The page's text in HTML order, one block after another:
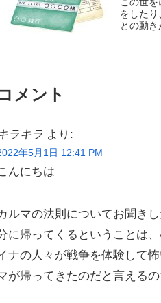
この世を
をした
との動
メント
ラキラ より:
年5月1日 12:41 PM
んにちは
ルマの法則についてお聞き
に帰ってくるということは
ナの人々が戦争を体験して
が帰ってきたのだと言える